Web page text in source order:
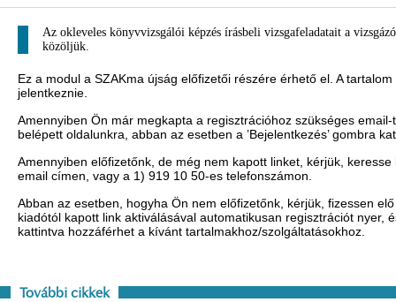
Az okleveles könyvvizsgálói képzés írásbeli vizsgafeladatait a
közöljük.
Ez a modul a SZAKma újság előfizetői részére érhető el. A
jelentkeznie.
Amennyiben Ön már megkapta a regisztrációhoz szükséges
belépett oldalunkra, abban az esetben a ’Bejelentkezés’ gombra
Amennyiben előfizetőnk, de még nem kapott linket, kérjük,
email címen, vagy a 1) 919 10 50-es telefonszámon.
Abban az esetben, hogyha Ön nem előfizetőnk, kérjük, fizessen
kiadótól kapott link aktiválásával automatikusan regisztrációt nyer,
kattintva hozzáférhet a kívánt tartalmakhoz/szolgáltatásokhoz.
További cikkek